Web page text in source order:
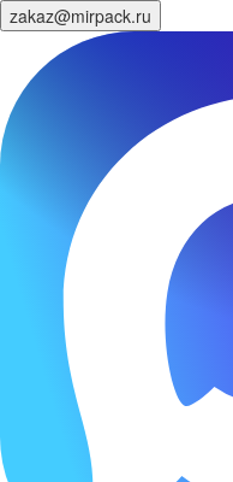
zakaz@mirpack.ru